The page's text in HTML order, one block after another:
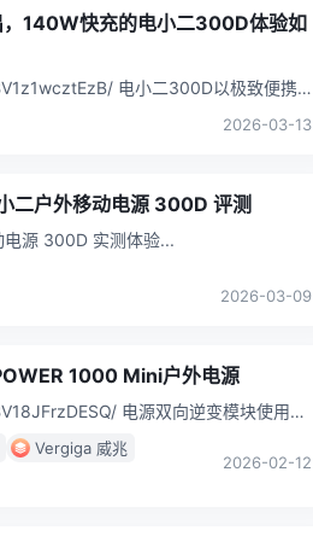
140W快充的电小二300D体验如
电小二300D以极致便携
2026-03-13
二户外移动电源 300D 评测
电源 300D 实测体验...
2026-03-09
1000 Mini户外电源
电源双向逆变模块使用新
Vergiga 威兆
2026-02-12